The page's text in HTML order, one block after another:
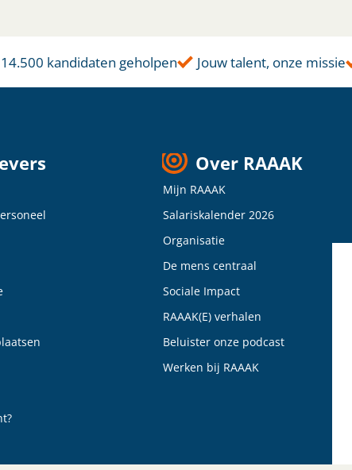
kandidaten geholpen Jouw talent, onze missie
Over RAAAK
Mijn RAAAK
Salariskalender 2026
Organisatie
De mens centraal
Sociale Impact
RAAAK(E) verhalen
Beluister onze podcast
Werken bij RAAAK